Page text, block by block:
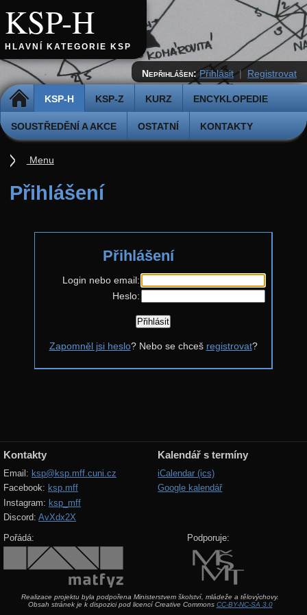
KSP-H
HLAVNÍ KATEGORIE KSP
DOMŮ KSP-H KSP-Z KURZ ENCYKLOPEDIE
SOUSTŘEDĚNÍ A AKCE OSTATNÍ KONTAKTY
Nepřihlášen: Přihlásit | Registrovat
Přihlášení
Přihlášení
Login nebo email:
Heslo:
Zapomněl jsi heslo? Nebo se chceš registrovat?
Menu
Aktuální ročník (38.)
Komentáře
Výsledky
Výsledky
Řešení
Výsledky
Zadání 2. série
Řešení
Zadání 1. série
Kontakty
Email: ksp@ksp.mff.cuni.cz
Facebook: ksp.mff
Instagram: ksp_mff
Discord: AvXdx2X
Kalendář s termíny
iCalendar (ics)
Google kalendář
Pořádá: Podporuje:
Realizace projektu byla podpořena Ministerstvem školství, mládeže a tělovýchovy.
Obsah stránek je k dispozici pod licencí Creative Commons CC-BY-NC-SA 3.0